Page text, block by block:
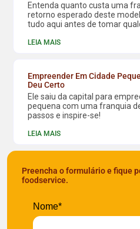
Entenda quanto custa uma
retorno esperado deste
tudo aqui antes de tomar
LEIA MAIS
Empreender Em Cidade
Deu Certo
Ele saiu da capital para
pequena com uma franquia
passos e inspire-se!
LEIA MAIS
Preencha o formulário e fique
foodservice.
Nome*